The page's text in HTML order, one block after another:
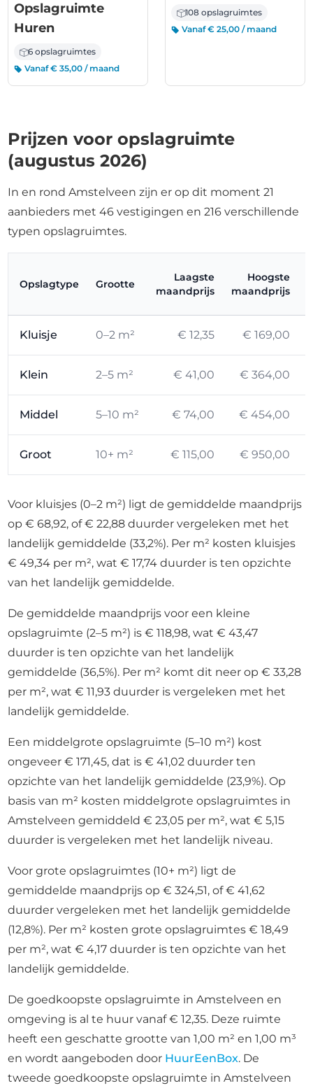
Opslagruimte
Huren
6 opslagruimtes
Vanaf € 35,00 / maand
108 opslagruimtes
Vanaf € 25,00 / maand
Prijzen voor opslagruimte
(augustus 2026)
In en rond Amstelveen zijn er op dit moment 21
aanbieders met 46 vestigingen en 216 verschillende
typen opslagruimtes.
Opslagtype Grootte
Laagste
maandprijs
Hoogste
maandprijs
Kluisje 0–2 m² € 12,35 € 169,00
Klein 2–5 m² € 41,00 € 364,00
Middel 5–10 m² € 74,00 € 454,00
Groot 10+ m² € 115,00 € 950,00
Voor kluisjes (0–2 m²) ligt de gemiddelde maandprijs
op € 68,92, of € 22,88 duurder vergeleken met het
landelijk gemiddelde (33,2%). Per m² kosten kluisjes
€ 49,34 per m², wat € 17,74 duurder is ten opzichte
van het landelijk gemiddelde.
De gemiddelde maandprijs voor een kleine
opslagruimte (2–5 m²) is € 118,98, wat € 43,47
duurder is ten opzichte van het landelijk
gemiddelde (36,5%). Per m² komt dit neer op € 33,28
per m², wat € 11,93 duurder is vergeleken met het
landelijk gemiddelde.
Een middelgrote opslagruimte (5–10 m²) kost
ongeveer € 171,45, dat is € 41,02 duurder ten
opzichte van het landelijk gemiddelde (23,9%). Op
basis van m² kosten middelgrote opslagruimtes in
Amstelveen gemiddeld € 23,05 per m², wat € 5,15
duurder is vergeleken met het landelijk niveau.
Voor grote opslagruimtes (10+ m²) ligt de
gemiddelde maandprijs op € 324,51, of € 41,62
duurder vergeleken met het landelijk gemiddelde
(12,8%). Per m² kosten grote opslagruimtes € 18,49
per m², wat € 4,17 duurder is ten opzichte van het
landelijk gemiddelde.
De goedkoopste opslagruimte in Amstelveen en
omgeving is al te huur vanaf € 12,35. Deze ruimte
heeft een geschatte grootte van 1,00 m² en 1,00 m³
en wordt aangeboden door HuurEenBox. De
tweede goedkoopste opslagruimte in Amstelveen